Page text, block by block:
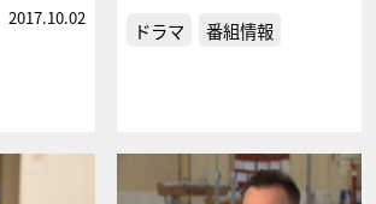
2017.10.02
ドラマ 番組情報